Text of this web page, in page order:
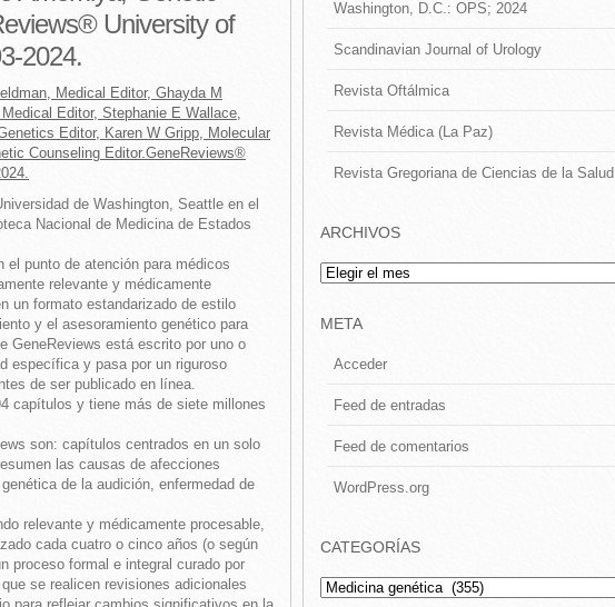
University of
2024.
Medical Editor, Ghayda M
Editor, Stephanie E Wallace,
Editor, Karen W Gripp, Molecular
Counseling Editor.GeneReviews®
de Washington, Seattle en el
Nacional de Medicina de Estados
el punto de atención para médicos
relevante y médicamente
un formato estandarizado de estilo
y el asesoramiento genético para
GeneReviews está escrito por uno o
específica y pasa por un riguroso
de ser publicado en línea.
capítulos y tiene más de siete millones
son: capítulos centrados en un solo
las causas de afecciones
de la audición, enfermedad de
relevante y médicamente procesable,
cada cuatro o cinco años (o según
proceso formal e integral curado por
se realicen revisiones adicionales
Washington, D.C.: OPS; 2024
Scandinavian Journal of Urology
Revista Oftálmica
Revista Médica (La Paz)
Revista Gregoriana de Ciencias de la Salud
ARCHIVOS
Archivos
META
Acceder
Feed de entradas
Feed de comentarios
WordPress.org
CATEGORÍAS
Categorías